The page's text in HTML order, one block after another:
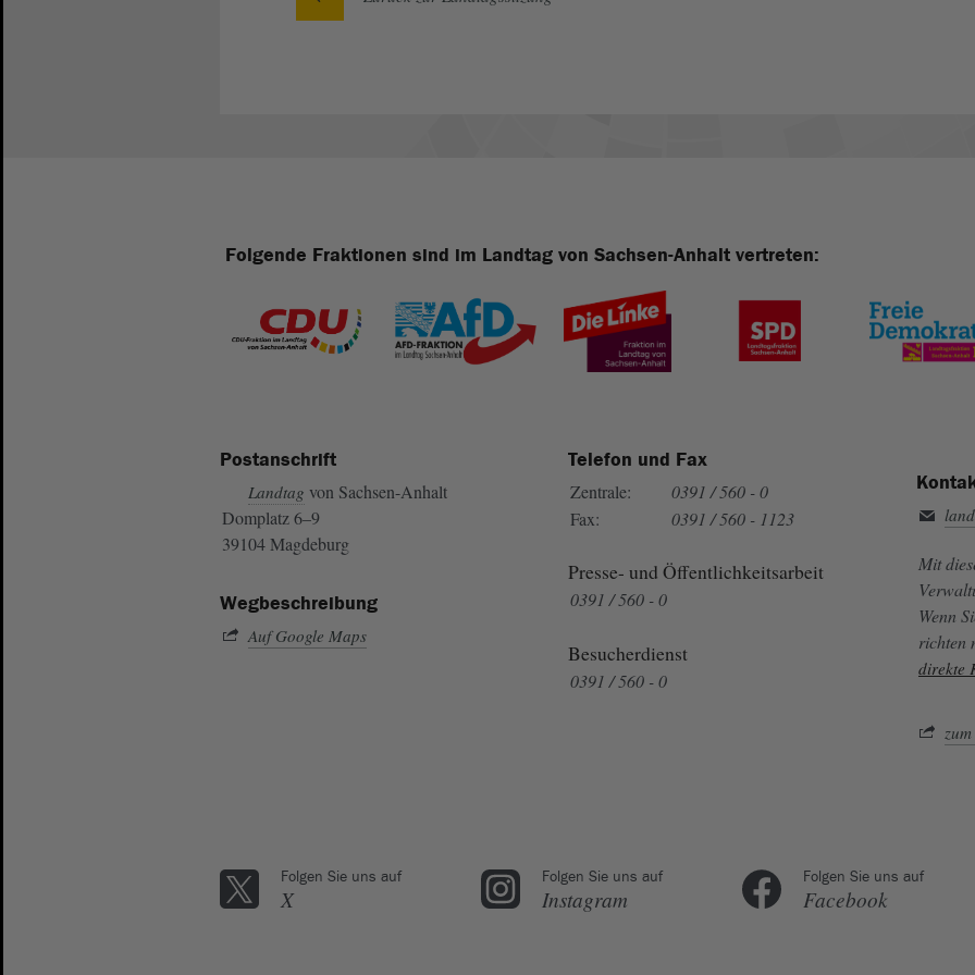
Folgende Fraktionen sind im Landtag von Sachsen-Anhalt vertreten:
Postanschrift
Landtag von Sachsen-Anhalt
Domplatz 6–9
39104 Magdeburg
Wegbeschreibung
Auf Google Maps
Telefon und Fax
Zentrale:
0391 / 560 - 0
Fax:
0391 / 560 - 1123
Presse- und Öffentlichkeitsarbeit
0391 / 560 - 0
Besucherdienst
0391 / 560 - 0
Mit
Wenn
richten
direkte
Folgen Sie uns auf
X
Folgen Sie uns auf
Instagram
Folgen Sie uns auf
Facebook